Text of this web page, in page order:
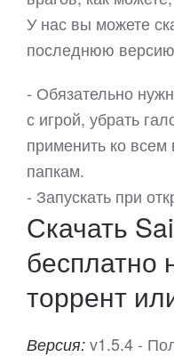
У нас вы можете
последнюю
- Обязательно
с игрой, убрать
применить ко
папкам.
- Запускать при
Скачать
бесплатно
торрент
Версия: v1.5.4 -